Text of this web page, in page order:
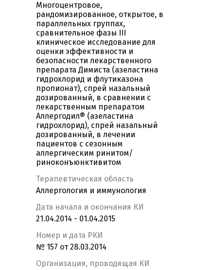
Многоцентровое,
рандомизированное, открытое, в
параллельных группах,
сравнительное фазы III
клиническое исследование для
оценки эффективности и
безопасности лекарственного
препарата Димиста (азеластина
гидрохлорид и флутиказона
пропионат), спрей назальный
дозированный, в сравнении с
лекарственным препаратом
Аллергодил® (азеластина
гидрохлорид), спрей назальный
дозированный, в лечении
пациентов с сезонным
аллергическим ринитом/
риноконъюнктивитом
Терапевтическая область
Аллергология и иммунология
Дата начала и окончания КИ
21.04.2014 - 01.04.2015
Номер и дата РКИ
№ 157 от 28.03.2014
Организация, проводящая КИ